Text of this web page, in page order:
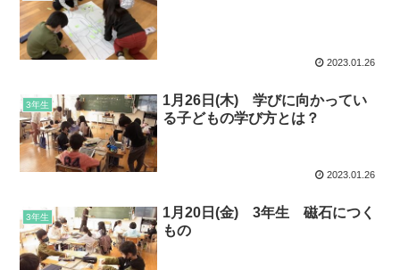
2023.01.26
3年生
1月26日(木) 学びに向かってい
る子どもの学び方とは？
2023.01.26
3年生
1月20日(金) 3年生 磁石につく
もの